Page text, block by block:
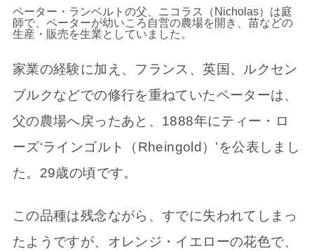
ペーター・ランベルトの父、ニコラス（Nicholas）は庭
師で、ペーターが幼いころ自営の農場を開き、苗などの
生産・販売を生業としていました。
家業の経験に加え、フランス、英国、ルクセン
ブルクなどでの修行を重ねていたペーターは、
父の農場へ戻ったあと、1888年にティー・ロ
ーズ‘ラインゴルト（Rheingold）’を公表しまし
た。29歳の頃です。
この品種は残念ながら、すでに失われてしまっ
たようですが、オレンジ・イエローの花色で、